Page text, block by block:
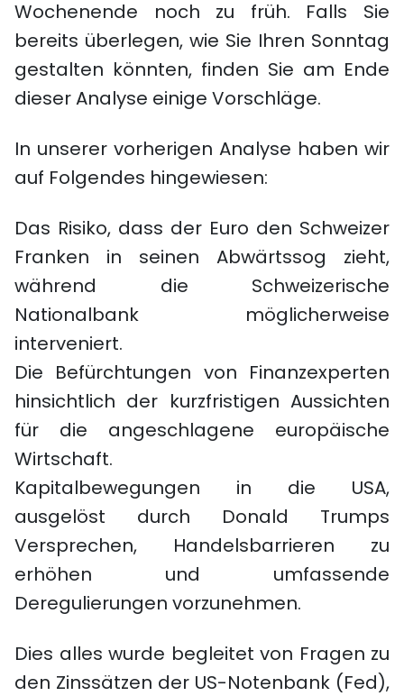
Wochenende noch zu früh. Falls Sie
bereits überlegen, wie Sie Ihren Sonntag
gestalten könnten, finden Sie am Ende
dieser Analyse einige Vorschläge.
In unserer vorherigen Analyse haben wir
auf Folgendes hingewiesen:
Das Risiko, dass der Euro den Schweizer
Franken in seinen Abwärtssog zieht,
während die Schweizerische
Nationalbank möglicherweise
interveniert.
Die Befürchtungen von Finanzexperten
hinsichtlich der kurzfristigen Aussichten
für die angeschlagene europäische
Wirtschaft.
Kapitalbewegungen in die USA,
ausgelöst durch Donald Trumps
Versprechen, Handelsbarrieren zu
erhöhen und umfassende
Deregulierungen vorzunehmen.
Dies alles wurde begleitet von Fragen zu
den Zinssätzen der US-Notenbank (Fed),